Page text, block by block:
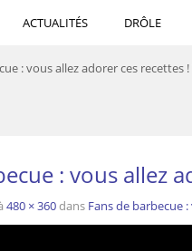
ACTUALITÉS DRÔLE
: vous allez adorer ces recettes !
: vous allez
480 × 360dans Fans de barbecue